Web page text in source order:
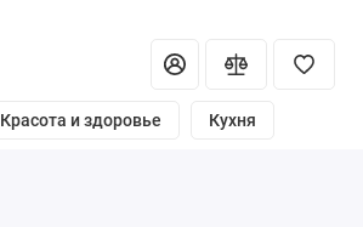
Красота и здоровье Кухня